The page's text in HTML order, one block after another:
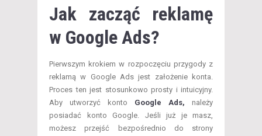
Jak zacząć reklamę
w Google Ads?
Pierwszym krokiem w rozpoczęciu przygody z
reklamą w Google Ads jest założenie konta.
Proces ten jest stosunkowo prosty i intuicyjny.
Aby utworzyć konto Google Ads, należy
posiadać konto Google. Jeśli już je masz,
możesz przejść bezpośrednio do strony